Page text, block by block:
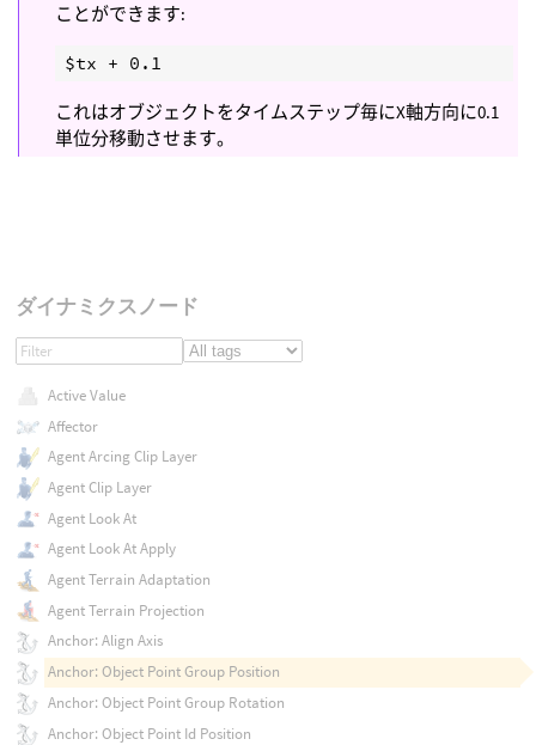
ことができます:
これはオブジェクトをタイムステップ毎にX軸方向に0.1
単位分移動させます。
ダイナミクスノード
Active Value
Affector
Agent Arcing Clip Layer
Agent Clip Layer
Agent Look At
Agent Look At Apply
Agent Terrain Adaptation
Agent Terrain Projection
Anchor: Align Axis
Anchor: Object Point Group Position
Anchor: Object Point Group Rotation
Anchor: Object Point Id Position